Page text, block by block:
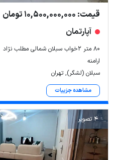
قیمت: 10,500,000,000 تومان
آپارتمان
۸۰ متر ۲خواب سبلان شمالی مطلب نژاد
ارامنه
سبلان (لشگر), تهران
مشاهده جزییات
4 تصویر